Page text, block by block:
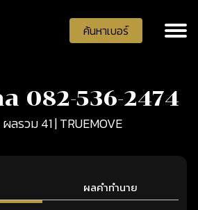
ค้นหาเบอร์
082-536-2474
ลรวม 41 | TRUEMOVE
ผลคำทำนาย